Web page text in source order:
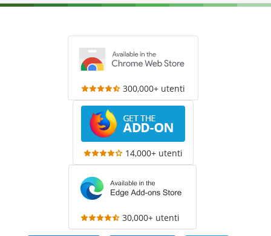
300,000+ utenti
14,000+ utenti
30,000+ utenti